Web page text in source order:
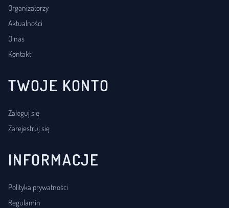
Organizatorzy
Aktualności
O nas
Kontakt
TWOJE KONTO
Zaloguj się
Zarejestruj się
INFORMACJE
Polityka prywatności
Regulamin